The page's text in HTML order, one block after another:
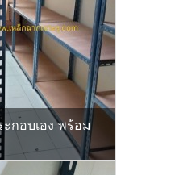
กอบเอง พร้อม